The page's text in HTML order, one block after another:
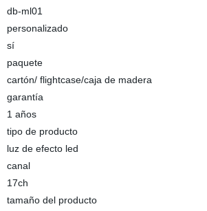
db-ml01
personalizado
sí
paquete
cartón/ flightcase/caja de madera
garantía
1 años
tipo de producto
luz de efecto led
canal
17ch
tamaño del producto